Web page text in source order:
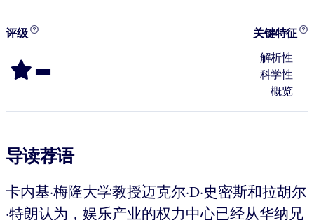
评级
-
关键特征
解析性
科学性
概览
导读荐语
卡内基·梅隆大学教授迈克尔·D·史密斯和拉胡尔
·特朗认为，娱乐产业的权力中心已经从华纳兄